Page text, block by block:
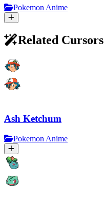
Pokemon Anime
Related Cursors
Ash Ketchum
Pokemon Anime